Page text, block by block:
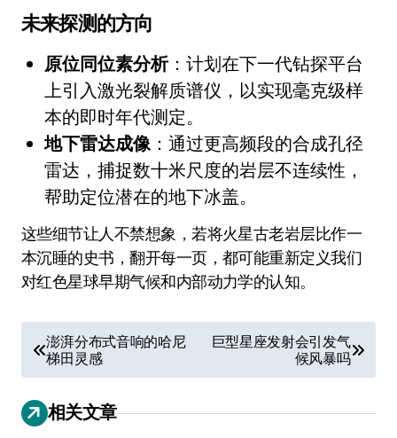
未来探测的方向
原位同位素分析：计划在下一代钻探平台
上引入激光裂解质谱仪，以实现毫克级样
本的即时年代测定。
地下雷达成像：通过更高频段的合成孔径
雷达，捕捉数十米尺度的岩层不连续性，
帮助定位潜在的地下冰盖。
这些细节让人不禁想象，若将火星古老岩层比作一
本沉睡的史书，翻开每一页，都可能重新定义我们
对红色星球早期气候和内部动力学的认知。
章
导
航
澎湃分布式音响的哈尼
梯田灵感
巨型星座发射会引发气
候风暴吗
相关文章